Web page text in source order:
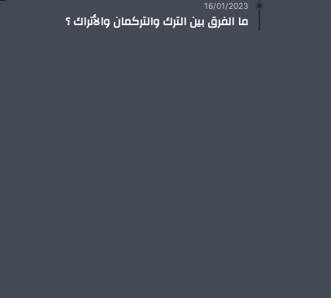
16/01/2023
ما الفرق بين الترك والتركمان والأتراك ؟